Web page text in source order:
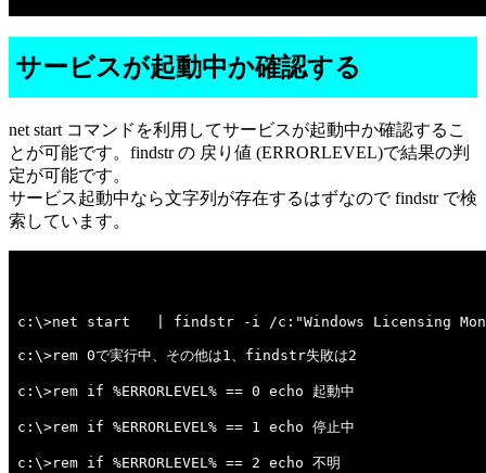
サービスが起動中か確認する
net start コマンドを利用してサービスが起動中か確認するこ
とが可能です。findstr の 戻り値 (ERRORLEVEL)で結果の判
定が可能です。
サービス起動中なら文字列が存在するはずなので findstr で検
索しています。
c:\>net start   | findstr -i /c:"Windows Licensing
c:\>rem 0で実行中、その他は1、findstr失敗は2
c:\>rem if %ERRORLEVEL% == 0 echo 起動中
c:\>rem if %ERRORLEVEL% == 1 echo 停止中
c:\>rem if %ERRORLEVEL% == 2 echo 不明